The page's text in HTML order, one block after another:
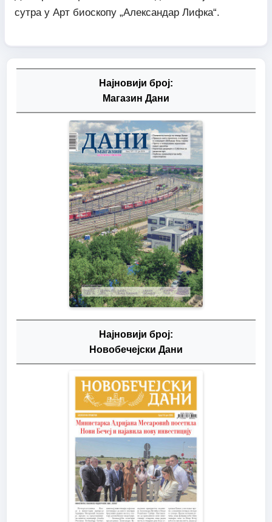
сутра у Арт биоскопу „Александар Лифка“.
Најновији број:
Магазин Дани
Најновији број:
Новобечејски Дани